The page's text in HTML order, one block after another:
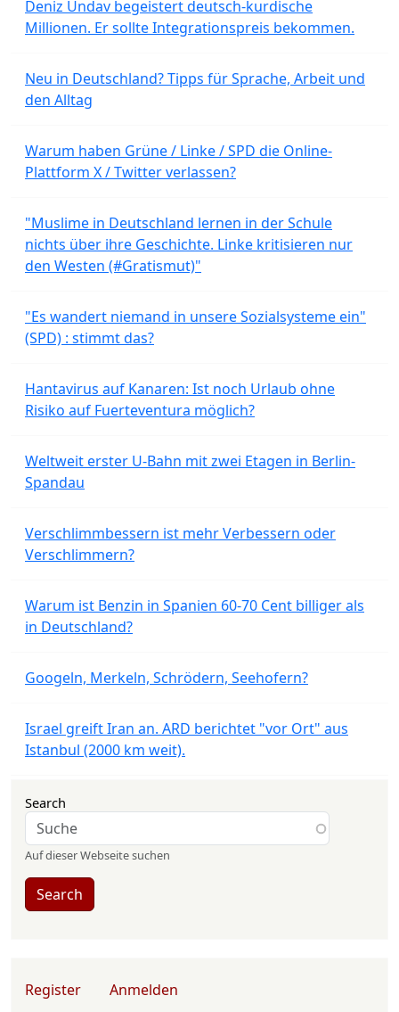
Deniz Undav begeistert deutsch-kurdische
Millionen. Er sollte Integrationspreis bekommen.
Neu in Deutschland? Tipps für Sprache, Arbeit und
den Alltag
Warum haben Grüne / Linke / SPD die Online-
Plattform X / Twitter verlassen?
"Muslime in Deutschland lernen in der Schule
nichts über ihre Geschichte. Linke kritisieren nur
den Westen (#Gratismut)"
"Es wandert niemand in unsere Sozialsysteme ein"
(SPD) : stimmt das?
Hantavirus auf Kanaren: Ist noch Urlaub ohne
Risiko auf Fuerteventura möglich?
Weltweit erster U-Bahn mit zwei Etagen in Berlin-
Spandau
Verschlimmbessern ist mehr Verbessern oder
Verschlimmern?
Warum ist Benzin in Spanien 60-70 Cent billiger als
in Deutschland?
Googeln, Merkeln, Schrödern, Seehofern?
Israel greift Iran an. ARD berichtet "vor Ort" aus
Istanbul (2000 km weit).
Search
Auf dieser Webseite suchen
Search
User account menu
Register Anmelden